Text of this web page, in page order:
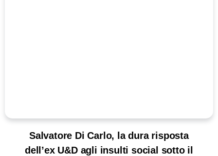
Salvatore Di Carlo, la dura risposta
dell’ex U&D agli insulti social sotto il